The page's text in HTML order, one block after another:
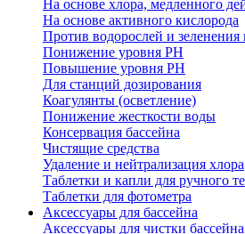
На основе хлора, медленного
На основе активного кислорода
Против водорослей и зеленения
Понижение уровня РН
Повышение уровня РН
Для станций дозирования
Коагулянты (осветление)
Понижение жесткости воды
Консервация бассейна
Чистящие средства
Удаление и нейтрализация хлора
Таблетки и капли для ручного
Таблетки для фотометра
Аксессуары для бассейна
Аксессуары для чистки бассейна